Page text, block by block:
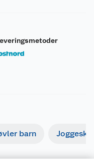
barn Joggesko